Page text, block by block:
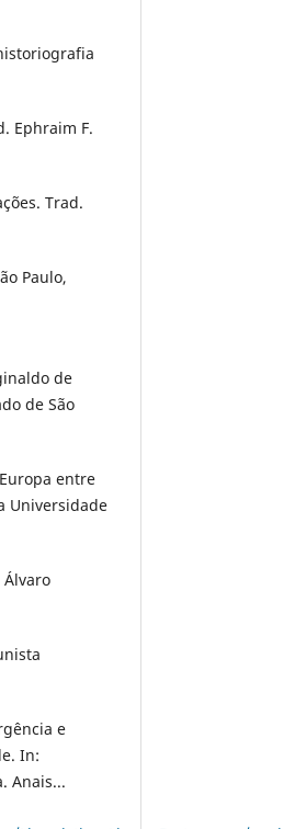
Ephraim F.
Trad.
Paulo,
de
de São
entre
Universidade
Álvaro
e
In:
Anais...